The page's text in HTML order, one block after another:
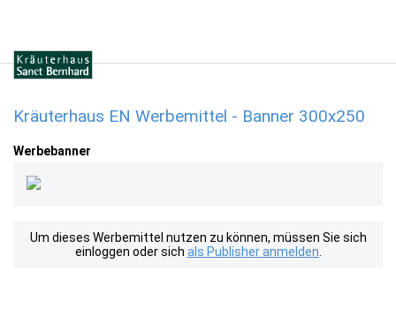
Kräuterhaus EN Werbemittel - Banner 300x250
Werbebanner
Um dieses Werbemittel nutzen zu können, müssen Sie sich
einloggen oder sich als Publisher anmelden